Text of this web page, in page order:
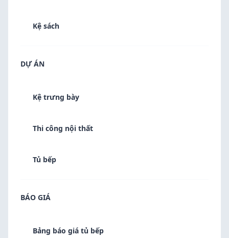
Kệ sách
DỰ ÁN
Kệ trưng bày
Thi công nội thất
Tủ bếp
BÁO GIÁ
Bảng báo giá tủ bếp